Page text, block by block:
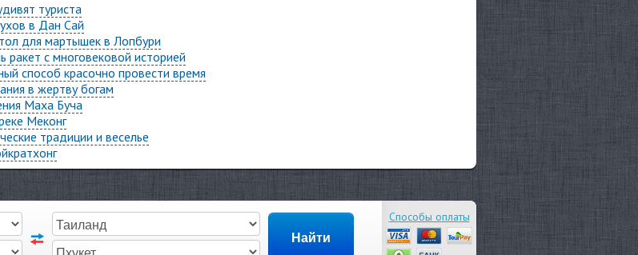
туриста
в Дан Сай
для мартышек в Лопбури
ракет с многовековой историей
способ красочно провести время
в жертву богам
Маха Буча
Меконг
традиции и веселье
Способы оплаты